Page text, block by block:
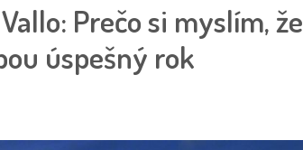
Prečo si myslím, že
úspešný rok